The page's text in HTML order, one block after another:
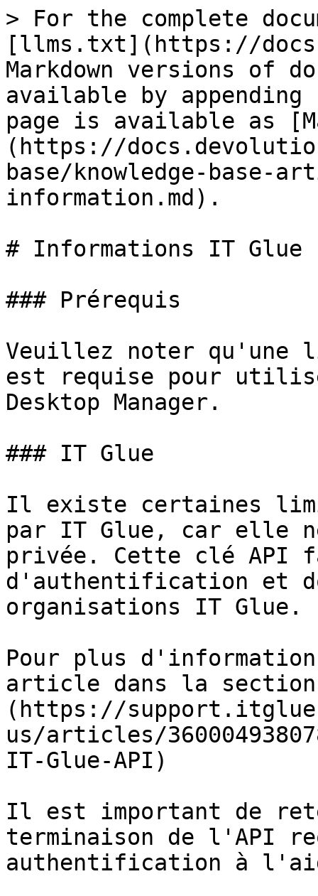
> For the complete
[llms.txt](https://
Markdown versions of
available by
page is available as
(https://
base/knowledge-
information.md).
# Informations IT Glue
### Prérequis
Veuillez noter qu'une
est requise pour
Desktop Manager.
### IT Glue
Il existe certaines
par IT Glue, car elle
privée. Cette clé API
d'authentification et
organisations IT Glue.
Pour plus
article dans la section
(https://
us/articles/
IT-Glue-API)
Il est important de
terminaison de l'API
authentification à